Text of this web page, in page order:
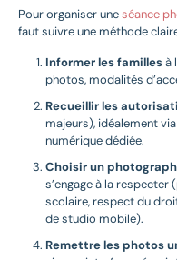
Pour organiser uneséance
faut suivre une méthode
Informer les famillesà
photos, modalités
Recueillir les
majeurs), idéalement
numérique dédiée.
Choisir un
s’engage à la
scolaire, respect du
de studio mobile).
Remettre les photos